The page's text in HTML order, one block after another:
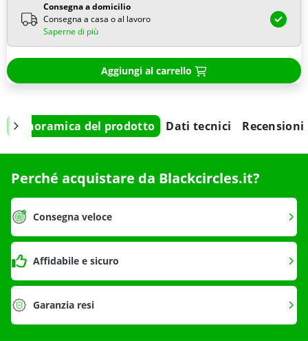
Consegna a domicilio
Consegna a casa o al lavoro
Saperne di più
Aggiungi al carrello
Panoramica del prodotto Dati tecnici Recensioni
Perché acquistare da Blackcircles.it?
Consegna veloce
Affidabile e sicuro
Garanzia resi